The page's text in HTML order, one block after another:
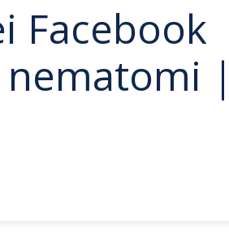
Facebook
nematomi